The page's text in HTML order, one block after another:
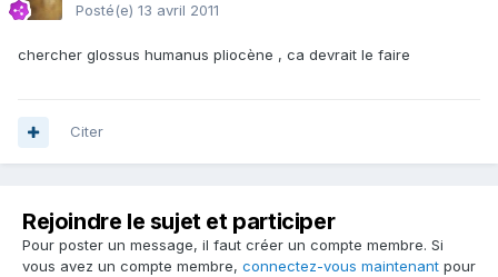
Posté(e) 13 avril 2011
chercher glossus humanus pliocène , ca devrait le faire
Citer
Rejoindre le sujet et participer
Pour poster un message, il faut créer un compte membre. Si
vous avez un compte membre, connectez-vous maintenant pour